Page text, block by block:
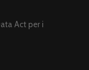
Act per i